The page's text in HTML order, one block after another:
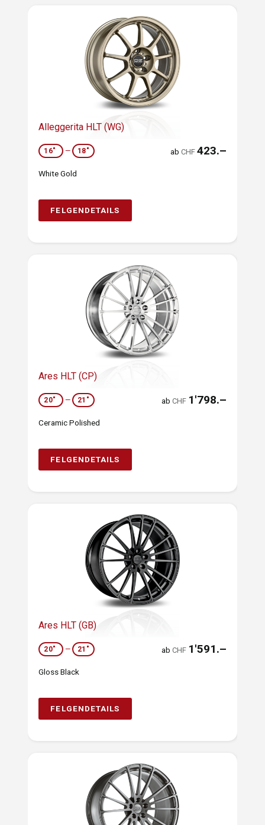
Alleggerita HLT (WG)
16" — 18" abCHF 423.–
White Gold
FELGENDETAILS
Ares HLT (CP)
20" — 21" abCHF 1'798.–
Ceramic Polished
FELGENDETAILS
Ares HLT (GB)
20" — 21" abCHF 1'591.–
Gloss Black
FELGENDETAILS